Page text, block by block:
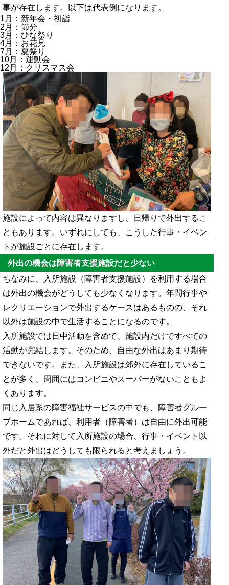
事が存在します。以下は代表例になります。
1月：新年会・ 初詣
2月：節分
3月：ひな祭り
4月：お花見
7月：夏祭り
10月：運動会
12月：クリスマス会
施設によって内容は異なりますし、日帰りで外出するこ
ともあります。いずれにしても、こうした行事・イベン
トが施設ごとに存在します。
外出の機会は障害者支援施設だと少ない
ちなみに、入所施設（障害者支援施設）を利用する場合
は外出の機会がどうしても少なくなります。年間行事や
レクリエーションで外出するケースはあるものの、それ
以外は施設の中で生活することになるのです。
入所施設では日中活動を含めて、施設内だけですべての
活動が完結します。そのため、自由な外出はあまり期待
できないです。また、入所施設は郊外に存在しているこ
とが多く、周囲にはコンビニやスーパーがないこともよ
くあります。
同じ入居系の障害福祉サービスの中でも、障害者グルー
プホームであれば、利用者（障害者）は自由に外出可能
です。それに対して入所施設の場合、行事・イベント以
外だと外出はどうしても限られると考えましょう。